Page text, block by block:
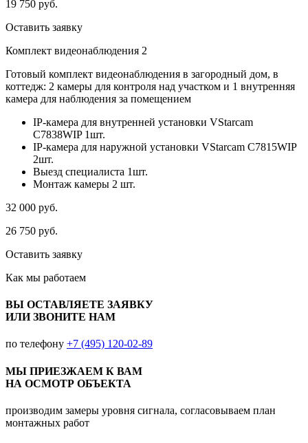
19 750 руб.
Оставить заявку
Комплект видеонаблюдения 2
Готовый комплект видеонаблюдения в загородный дом, в
коттедж: 2 камеры для контроля над участком и 1 внутренняя
камера для наблюдения за помещением
IP-камера для внутренней установки VStarcam
C7838WIP 1шт.
IP-камера для наружной установки VStarcam C7815WIP
2шт.
Выезд специалиста 1шт.
Монтаж камеры 2 шт.
32 000 руб.
26 750 руб.
Оставить заявку
Как мы работаем
ВЫ ОСТАВЛЯЕТЕ ЗАЯВКУ
ИЛИ ЗВОНИТЕ НАМ
по телефону +7 (495) 120-02-89
МЫ ПРИЕЗЖАЕМ К ВАМ
НА ОСМОТР ОБЪЕКТА
производим замеры уровня сигнала, согласовываем план
монтажных работ